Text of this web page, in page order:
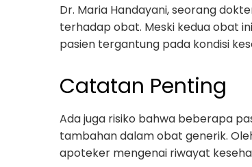
Dr. Maria Handayani, seorang
terhadap obat. Meski kedua obat
pasien tergantung pada kondisi
Catatan Penting
Ada juga risiko bahwa beberapa
tambahan dalam obat generik.
apoteker mengenai riwayat